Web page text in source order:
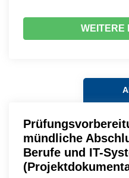
WEITERE
mündliche
Berufe und IT-